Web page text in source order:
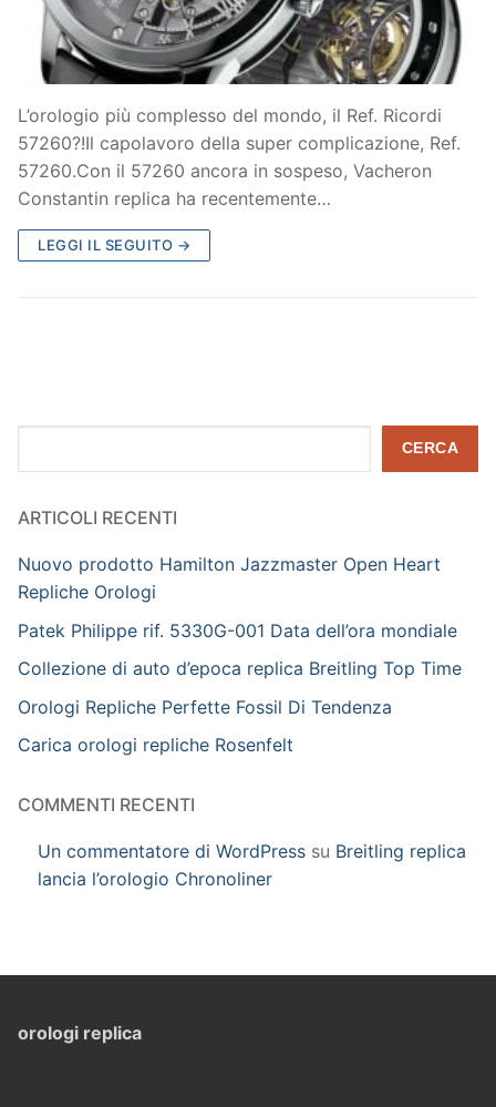
L’orologio più complesso del mondo, il Ref. Ricordi
57260?!Il capolavoro della super complicazione, Ref.
57260.Con il 57260 ancora in sospeso, Vacheron
Constantin replica ha recentemente…
LEGGI IL SEGUITO →
CERCA
ARTICOLI RECENTI
Nuovo prodotto Hamilton Jazzmaster Open Heart
Repliche Orologi
Patek Philippe rif. 5330G-001 Data dell’ora mondiale
Collezione di auto d’epoca replica Breitling Top Time
Orologi Repliche Perfette Fossil Di Tendenza
Carica orologi repliche Rosenfelt
COMMENTI RECENTI
Un commentatore di WordPress su Breitling replica
lancia l’orologio Chronoliner
orologi replica